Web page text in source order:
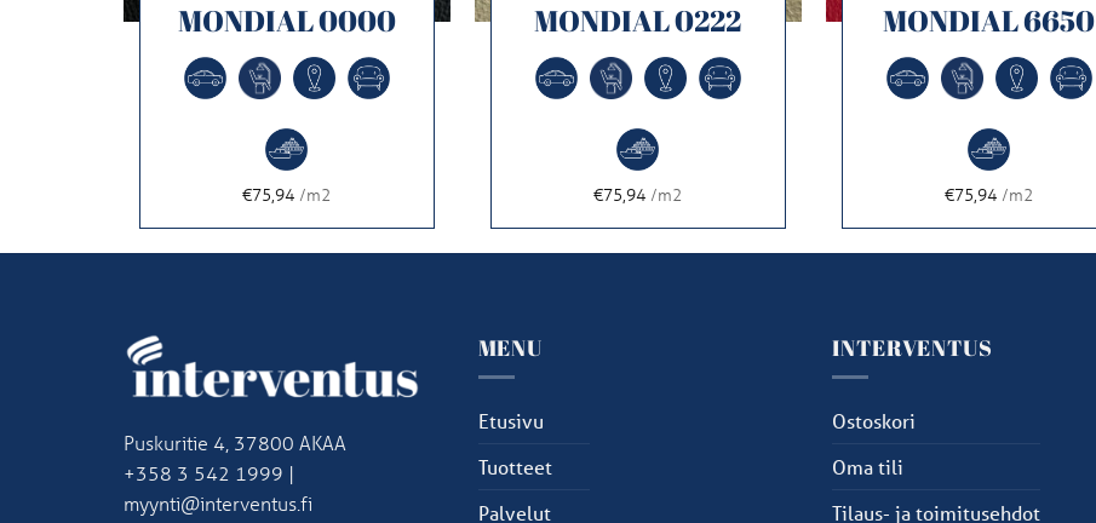
MONDIAL 0000
€75,94 /m2
MONDIAL 0222
€75,94 /m2
MONDIAL 6650
€75,94 /m2
Puskuritie 4, 37800 AKAA
+358 3 542 1999 |
myynti@interventus.fi
MENU
Etusivu
Tuotteet
Palvelut
INTERVENTUS
Ostoskori
Oma tili
Tilaus- ja toimitusehdot